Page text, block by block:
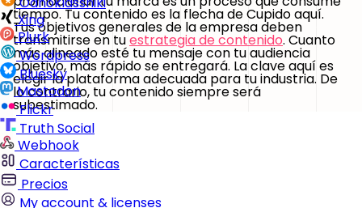
Xing
Plurk
Wordpress
Bluesky
Mastodon
Flickr
Truth Social
Webhook
Características
Precios
My account & licenses
tiempo. Tu contenido es la flecha de Cupido aquí.
Tus objetivos generales de la empresa deben
transmitirse en tuestrategia de contenido. Cuanto
más alineado esté tu mensaje con tu audiencia
objetivo, más rápido se entregará. La clave aquí es
elegir la plataforma adecuada para tu industria. De
lo contrario, tu contenido siempre será
subestimado.